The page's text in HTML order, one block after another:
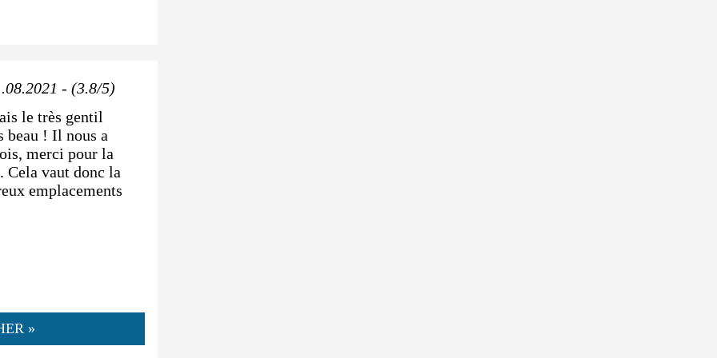
- (3.8/5)
le très gentil
beau ! Il nous a
merci pour la
Cela vaut donc la
emplacements
»